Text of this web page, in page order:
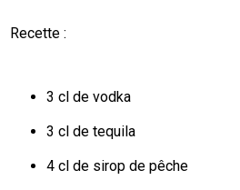
Recette :
3 cl de vodka
3 cl de tequila
4 cl de sirop de pêche